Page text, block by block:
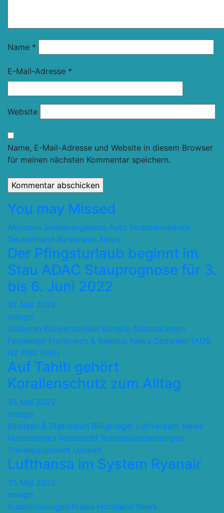
Name *
E-Mail-Adresse *
Website
Name, E-Mail-Adresse und Website in diesem Browser
für meinen nächsten Kommentar speichern.
You may Missed
Aktionen Sonderangebote Auto Strassenverkehr
Deutschland Kurzurlaub News
Der Pfingsturlaub beginnt im
Stau ADAC Stauprognose für 3.
bis 6. Juni 2022
31. Mai 2022
mango
Allianzen Kooperationen Kartelle Destinationen
Fernreisen Frankreich & Benelux News Ozeanien (AUS
NZ PNG Fidji)
Auf Tahiti gehört
Korallenschutz zum Alltag
31. Mai 2022
mango
Bilanzen & Statistiken Billigflieger Luftverkehr News
Nordamerika Reiserecht Reisezusatzleistungen
Travelequipment Umwelt
Lufthansa im System Ryanair
31. Mai 2022
mango
Auszeichnungen Preise Hotellerie News